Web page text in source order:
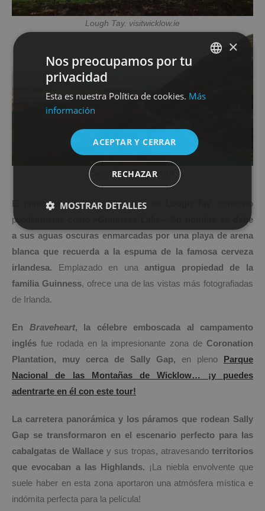
Lough Tay. visitwicklow.ie
Sally Gap. Tripadvisor
El punto culminante de esta ruta es
, conocido
popularmente como
«Guinness Lake». Su nombre se debe
a sus aguas oscuras enmarcadas por una playa de arena
blanca que recuerda a la espuma de la famosa cerveza
irlandesa. Emplazado en unaantigua propiedad de la
familia Guinness, ofrece una de las vistas más fotografiadas
de Irlanda.
En Braveheart, la célebre emboscada al campamento
inglés fue rodada en la impresionante zona de Coronation
Plantation, muy cerca de Sally Gap, en pleno Parque
Nacional de las Montañas de Wicklow… ¡y puedes
adentrarte en él con este tour!
La carretera panorámica y los páramos que rodean Sally
Gap se transformaron en el escenario perfecto para las
cabalgatas de Wallace y sus tropas, atravesando territorios
que evocaban a las Highlands. ¡La niebla envolvente que
suele haber en esta zona aportaron una atmósfera mística e
indómita perfecta para la película!
ENGLISH
×
Nos preocupamos por tu
privacidad
Esta es nuestra Política de cookies. Más
información
ACEPTAR Y CERRAR
RECHAZAR
MOSTRAR DETALLES